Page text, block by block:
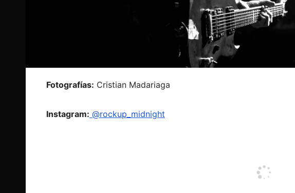
Fotografías: Cristian Madariaga
Instagram: @rockup_midnight